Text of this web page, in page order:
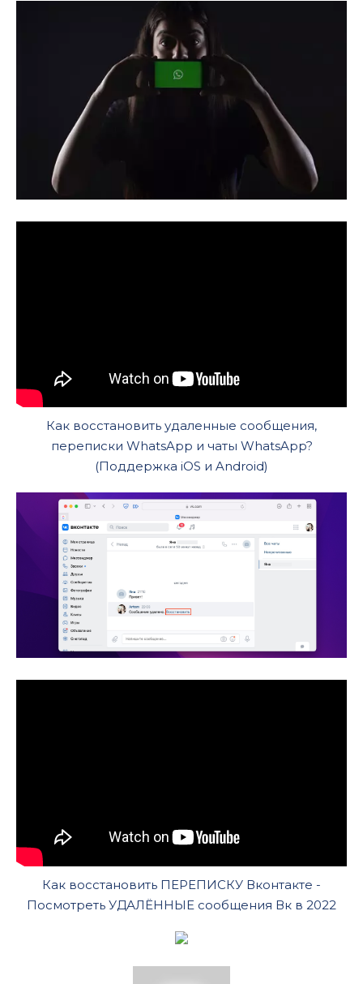
Как восстановить удаленные сообщения,
переписки WhatsApp и чаты WhatsApp?
(Поддержка iOS и Android)
Как восстановить ПЕРЕПИСКУ Вконтакте -
Посмотреть УДАЛЁННЫЕ сообщения Вк в 2022